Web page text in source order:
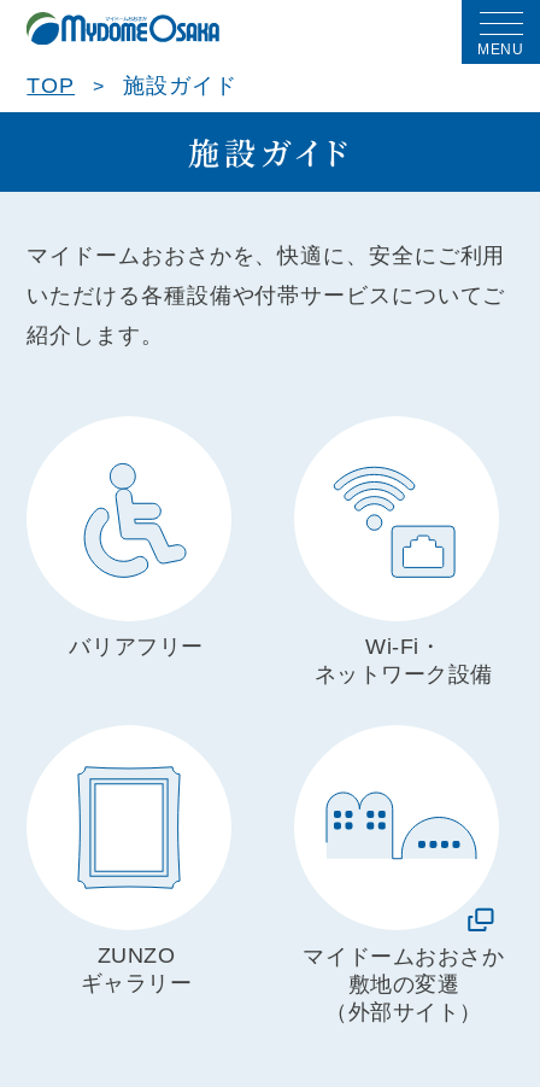
MENU
TOP 施設ガイド
施設ガイド
マイドームおおさかを、快適に、安全にご利用
いただける各種設備や付帯サービスについてご
紹介します。
バリアフリー
Wi-Fi・
ネットワーク設備
ZUNZO
ギャラリー
マイドームおおさか
敷地の変遷
（外部サイト）